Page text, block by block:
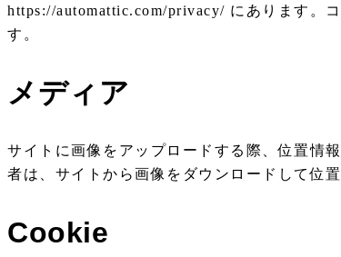
https://automattic.com/privacy/ にあります。
す。
メディア
サイトに画像をアップロードする際、位置情
者は、サイトから画像をダウンロードして位
Cookie